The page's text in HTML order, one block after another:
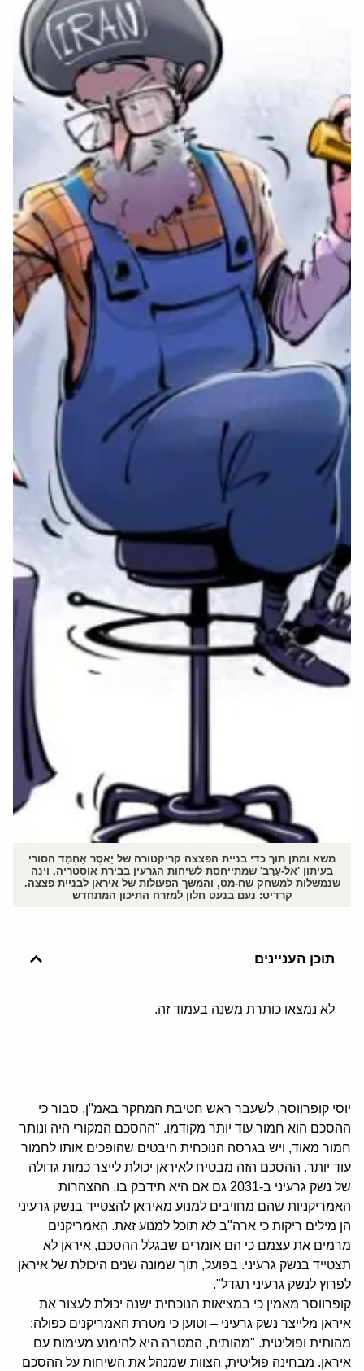
משא ומתן תוך כדי בניית הפצצה קריקטורה של יַאסֶר אַחְמַד הסורי
בעיתון 'אל-עַרַבּ' שמתייחסת לשיחות הגרעין בבירת אוסטריה, וינה
שנמשלות למשחק שח-מט, והמשך הפעולות של איראן לבניית פצצה.
קרדיט: נעם בנעט חלון למזרח התיכון המתחדש
תוכן העניינים
לא נמצאו כותרת משנה בעמוד זה.
יוסי קופרווסר, לשעבר ראש חטיבת המחקר באמ"ן, סבור כי
ההסכם הוא חמור עוד יותר מקודמו. "ההסכם המקורי היה ונותר
חמור מאוד, ויש בגרסה הנוכחית היבטים שהופכים אותו לחמור
עוד יותר. ההסכם הזה מבטיח לאיראן יכולת לייצר כמות גדולה
של נשק גרעיני ב-2031 גם אם היא תידבק בו. ההצהרות
האמריקניות שהם מחויבים למנוע מאיראן להצטייד בנשק גרעיני
הן מילים ריקות כי ארה"ב לא תוכל למנוע זאת. האמריקנים
מרמים את עצמם כי הם אומרים שבגלל ההסכם, איראן לא
תצטייד בנשק גרעיני. בפועל, תוך שמונה שנים היכולת של איראן
לפרוץ לנשק גרעיני תגדל".
קופרווסר מאמין כי במציאות הנוכחית ישנה יכולת לעצור את
איראן מלייצר נשק גרעיני – וטוען כי מטרת האמריקנים כפולה:
מהותית ופוליטית. "מהותית, המטרה היא להימנע מעימות עם
איראן. מבחינה פוליטית, הצוות שמנהל את השיחות על ההסכם